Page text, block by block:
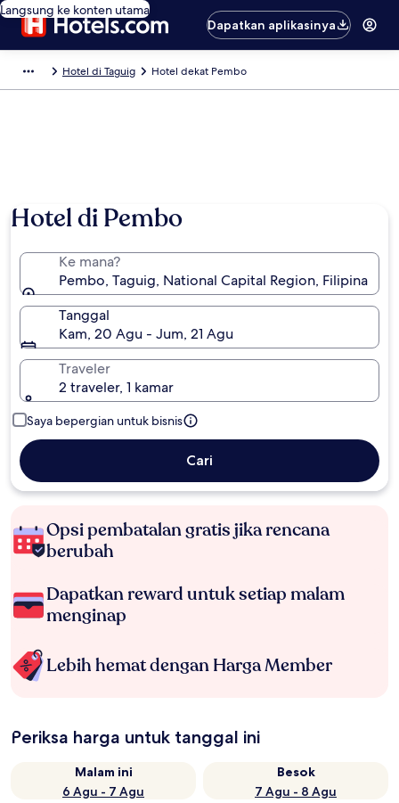
Langsung ke konten utama
Dapatkan aplikasinya
Hotel di Taguig Hotel dekat Pembo
Hotel di Pembo
Ke mana?
Pembo, Taguig, National Capital Region, Filipina
Tanggal
Kam, 20 Agu - Jum, 21 Agu
Traveler
2 traveler, 1 kamar
Saya bepergian untuk bisnis
Cari
Opsi pembatalan gratis jika rencana
berubah
Dapatkan reward untuk setiap malam
menginap
Lebih hemat dengan Harga Member
Periksa harga untuk tanggal ini
Malam ini
6 Agu - 7 Agu
Besok
7 Agu - 8 Agu